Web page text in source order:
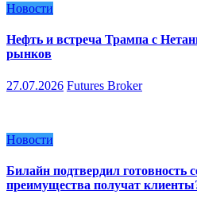
Новости
Нефть и встреча Трампа с
рынков
27.07.2026 Futures Broker
Новости
Билайн подтвердил готовность
преимущества получат